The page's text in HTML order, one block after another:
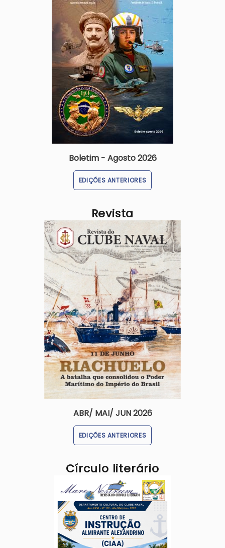
Boletim - Agosto 2026
EDIÇÕES ANTERIORES
Revista
Imagem
ABR/ MAI/ JUN 2026
EDIÇÕES ANTERIORES
Círculo literário
Imagem